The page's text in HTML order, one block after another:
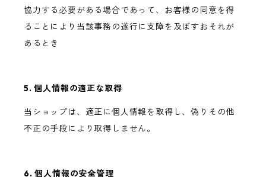
協力する必要がある場合であって、お客様の同意を得
ることにより当該事務の遂行に支障を及ぼすおそれが
あるとき
5. 個人情報の適正な取得
当ショップは、適正に個人情報を取得し、偽りその他
不正の手段により取得しません。
6. 個人情報の安全管理